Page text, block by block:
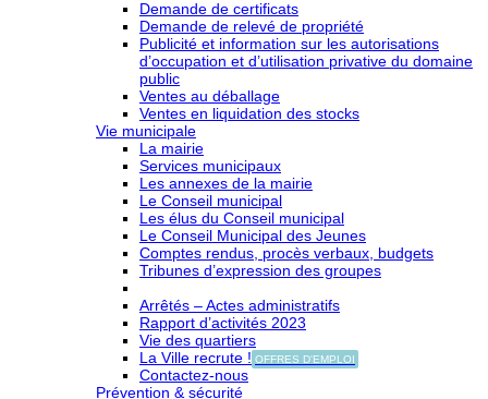
Demande de certificats
Demande de relevé de propriété
Publicité et information sur les autorisations
d’occupation et d’utilisation privative du domaine
public
Ventes au déballage
Ventes en liquidation des stocks
Vie municipale
La mairie
Services municipaux
Les annexes de la mairie
Le Conseil municipal
Les élus du Conseil municipal
Le Conseil Municipal des Jeunes
Comptes rendus, procès verbaux, budgets
Tribunes d’expression des groupes
Arrêtés – Actes administratifs
Rapport d’activités 2023
Vie des quartiers
La Ville recrute ! OFFRES D'EMPLOI
Contactez-nous
Prévention & sécurité